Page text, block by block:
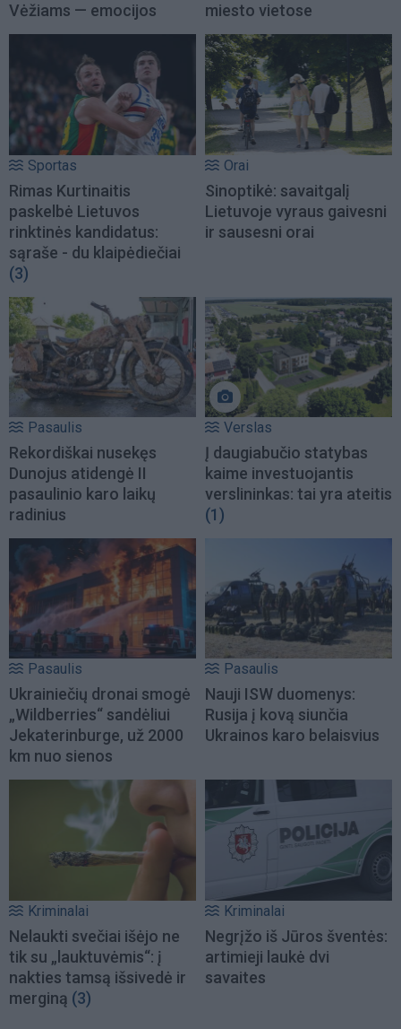
Vėžiams — emocijos miesto vietose
Sportas
Rimas Kurtinaitis
paskelbė Lietuvos
rinktinės kandidatus:
sąraše - du klaipėdiečiai
(3)
Orai
Sinoptikė: savaitgalį
Lietuvoje vyraus gaivesni
ir sausesni orai
Pasaulis
Rekordiškai nusekęs
Dunojus atidengė II
pasaulinio karo laikų
radinius
Verslas
Į daugiabučio statybas
kaime investuojantis
verslininkas: tai yra ateitis
(1)
Pasaulis
Ukrainiečių dronai smogė
„Wildberries“ sandėliui
Jekaterinburge, už 2000
km nuo sienos
Pasaulis
Nauji ISW duomenys:
Rusija į kovą siunčia
Ukrainos karo belaisvius
Kriminalai
Nelaukti svečiai išėjo ne
tik su „lauktuvėmis“: į
nakties tamsą išsivedė ir
merginą (3)
Kriminalai
Negrįžo iš Jūros šventės:
artimieji laukė dvi
savaites